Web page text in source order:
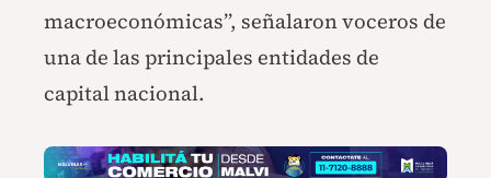
macroeconómicas”, señalaron voceros de
una de las principales entidades de
capital nacional.